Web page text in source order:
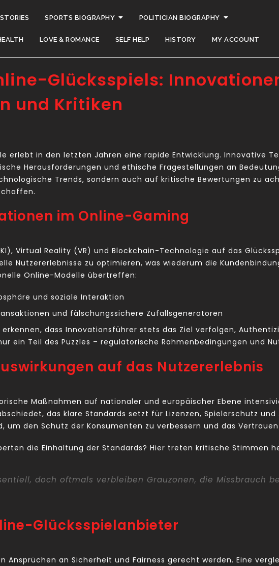
SPORTS BIOGRAPHY POLITICIAN BIOGRAPHY
LOVE & ROMANCE SELF HELP HISTORY MY ACCOUNT
Glücksspiels:
und Kritiken
erlebt in den letzten Jahren eine rapide Entwicklung. Innovative
Herausforderungen und ethische Fragestellungen an
Trends, sondern auch auf kritische Bewertungen zu
im Online-Gaming
Virtual Reality (VR) und Blockchain-Technologie auf das
Nutzererlebnisse zu optimieren, was wiederum die
Online-Modelle übertreffen:
und soziale Interaktion
und fälschungssichere Zufallsgeneratoren
dass Innovationsführer stets das Ziel verfolgen,
ein Teil des Puzzles – regulatorische Rahmenbedingungen und
auf das Nutzererlebnis
Maßnahmen auf nationaler und europäischer Ebene
das klare Standards setzt für Lizenzen, Spielerschutz
um den Schutz der Konsumenten zu verbessern und das
die Einhaltung der Standards? Hier treten kritische Stimmen
doch oftmals verbleiben Grauzonen, die Missbrauch
Glücksspielanbieter
an Sicherheit und Fairness gerecht werden. Eine